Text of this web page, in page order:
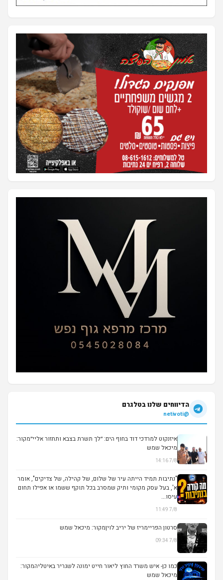
הדיווחים שלנו בטלגרם
@netivoti
איזנקוט למרדכי דוד בחוף הים: ״לך תשרת בצבא ותחזור אליי״מקור:
מיכאל שמש
7/8 14:16
"נתיבות תמיד הייתה עיר של שלום, של קהילה, של צדיקים", אומר
א', בעל עסק מקומי ותיק שמסרב בכל תוקף ששמו או אפילו תחום
עיסו...
7/8 11:49
▶
סרטון הפריימריז של יריב לויןמקור: מיכאל שמש
7/8 09:34
כמו כן- איש משרד החוץ ליאור חייט ימונה לשגריר באיטליהמקור:
מיכאל שמש